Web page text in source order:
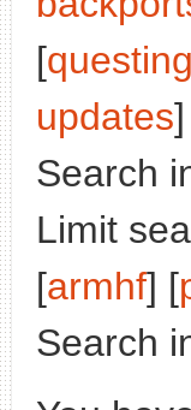
[
updates
Search
Limit
[armhf] [
Search